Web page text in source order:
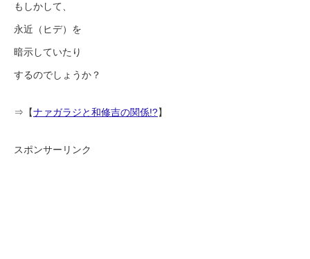
もしかして、
永近（ヒデ）を
暗示していたり
するのでしょうか？
⇒【ナァガラジと和修吉の関係!?】
スポンサーリンク